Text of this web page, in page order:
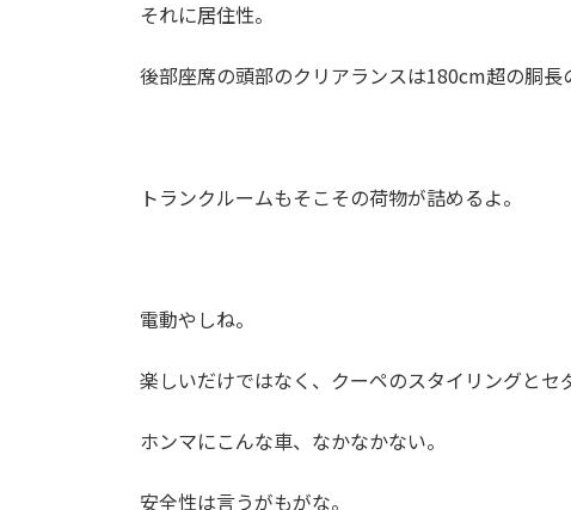
それに居住性。
後部座席の頭部のクリアランスは180cm超の胴長
トランクルームもそこその荷物が詰めるよ。
電動やしね。
楽しいだけではなく、クーペのスタイリングとセ
ホンマにこんな車、なかなかない。
安全性は言うがもがな。